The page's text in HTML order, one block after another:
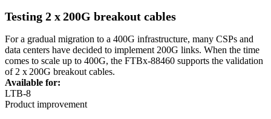
Testing 2 x 200G breakout cables
For a gradual migration to a 400G infrastructure, many CSPs and
data centers have decided to implement 200G links. When the time
comes to scale up to 400G, the FTBx-88460 supports the validation
of 2 x 200G breakout cables.
Available for:
LTB-8
Product improvement